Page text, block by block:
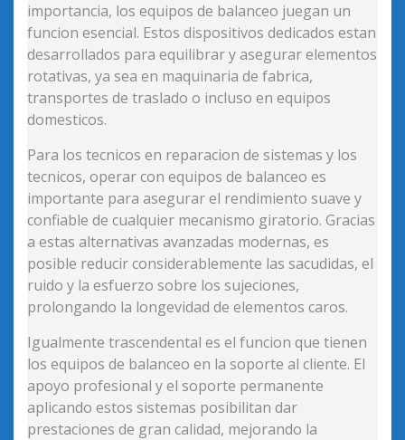
importancia, los equipos de balanceo juegan un
funcion esencial. Estos dispositivos dedicados estan
desarrollados para equilibrar y asegurar elementos
rotativas, ya sea en maquinaria de fabrica,
transportes de traslado o incluso en equipos
domesticos.
Para los tecnicos en reparacion de sistemas y los
tecnicos, operar con equipos de balanceo es
importante para asegurar el rendimiento suave y
confiable de cualquier mecanismo giratorio. Gracias
a estas alternativas avanzadas modernas, es
posible reducir considerablemente las sacudidas, el
ruido y la esfuerzo sobre los sujeciones,
prolongando la longevidad de elementos caros.
Igualmente trascendental es el funcion que tienen
los equipos de balanceo en la soporte al cliente. El
apoyo profesional y el soporte permanente
aplicando estos sistemas posibilitan dar
prestaciones de gran calidad, mejorando la